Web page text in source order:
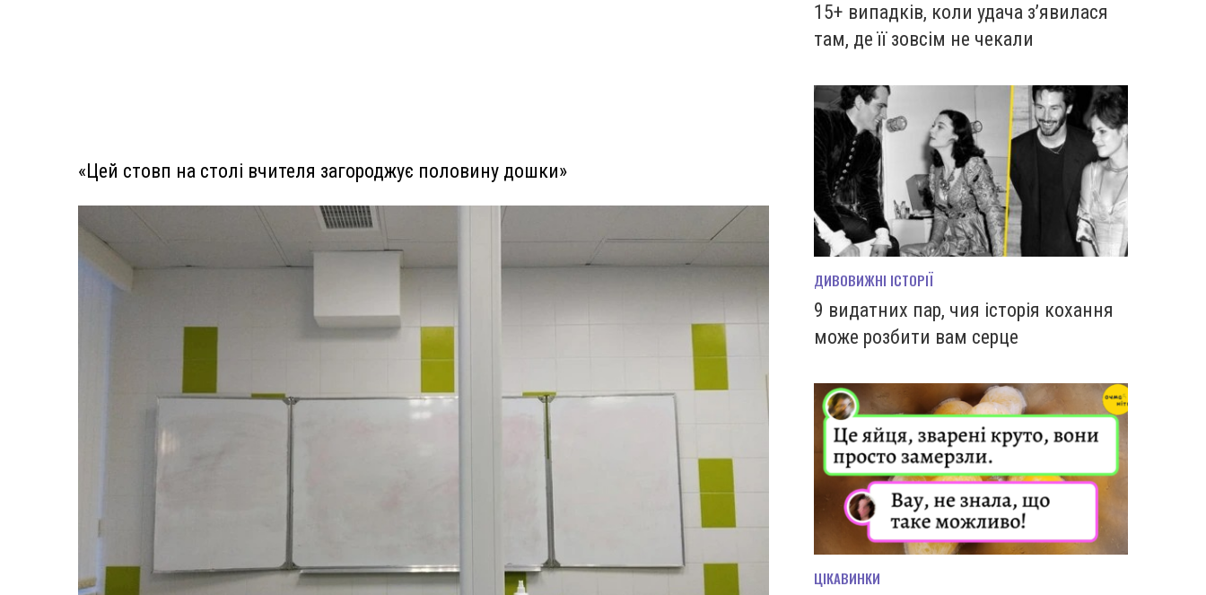
«Цей стовп на столі вчителя загороджує половину дошки»
15+ випадків, коли удача з’явилася
там, де її зовсім не чекали
ДИВОВИЖНІ ІСТОРІЇ
9 видатних пар, чия історія кохання
може розбити вам серце
ЦІКАВИНКИ